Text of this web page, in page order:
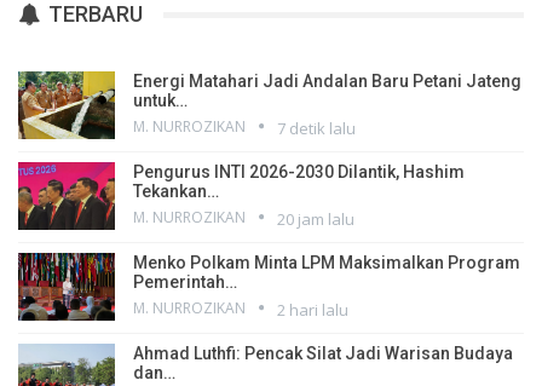
TERBARU
Energi Matahari Jadi Andalan Baru Petani Jateng
untuk…
M. NURROZIKAN 7 detik lalu
Pengurus INTI 2026-2030 Dilantik, Hashim
Tekankan…
M. NURROZIKAN 20 jam lalu
Menko Polkam Minta LPM Maksimalkan Program
Pemerintah…
M. NURROZIKAN 2 hari lalu
Ahmad Luthfi: Pencak Silat Jadi Warisan Budaya
dan…